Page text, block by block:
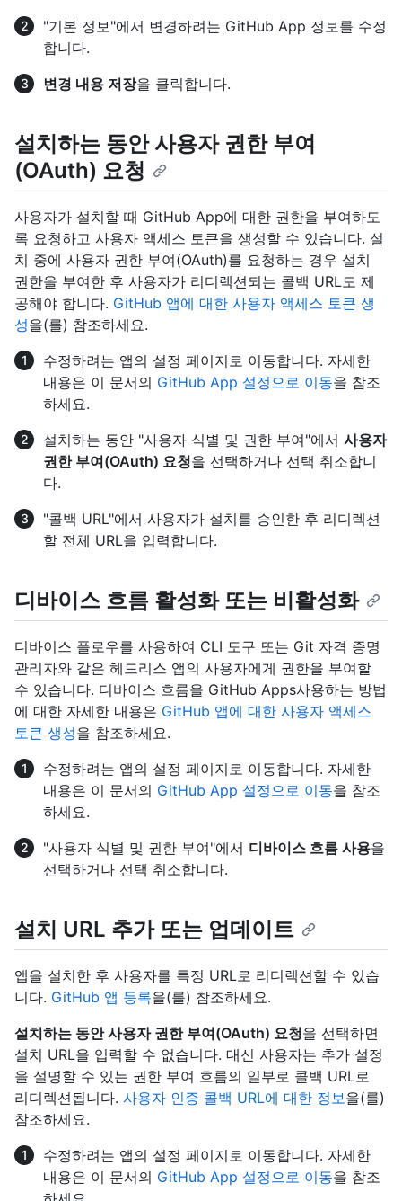
"기본 정보"에서 변경하려는 GitHub App 정보를 수정
합니다.
변경 내용 저장을 클릭합니다.
설치하는 동안 사용자 권한 부여
(OAuth) 요청
사용자가 설치할 때 GitHub App에 대한 권한을 부여하도
록 요청하고 사용자 액세스 토큰을 생성할 수 있습니다. 설
치 중에 사용자 권한 부여(OAuth)를 요청하는 경우 설치
권한을 부여한 후 사용자가 리디렉션되는 콜백 URL도 제
공해야 합니다. GitHub 앱에 대한 사용자 액세스 토큰 생
성을(를) 참조하세요.
수정하려는 앱의 설정 페이지로 이동합니다. 자세한
내용은 이 문서의 GitHub App 설정으로 이동을 참조
하세요.
설치하는 동안 "사용자 식별 및 권한 부여"에서 사용자
권한 부여(OAuth) 요청을 선택하거나 선택 취소합니
다.
"콜백 URL"에서 사용자가 설치를 승인한 후 리디렉션
할 전체 URL을 입력합니다.
디바이스 흐름 활성화 또는 비활성화
디바이스 플로우를 사용하여 CLI 도구 또는 Git 자격 증명
관리자와 같은 헤드리스 앱의 사용자에게 권한을 부여할
수 있습니다. 디바이스 흐름을 GitHub Apps사용하는 방법
에 대한 자세한 내용은 GitHub 앱에 대한 사용자 액세스
토큰 생성을 참조하세요.
수정하려는 앱의 설정 페이지로 이동합니다. 자세한
내용은 이 문서의 GitHub App 설정으로 이동을 참조
하세요.
"사용자 식별 및 권한 부여"에서 디바이스 흐름 사용을
선택하거나 선택 취소합니다.
설치 URL 추가 또는 업데이트
앱을 설치한 후 사용자를 특정 URL로 리디렉션할 수 있습
니다. GitHub 앱 등록을(를) 참조하세요.
설치하는 동안 사용자 권한 부여(OAuth) 요청을 선택하면
설치 URL을 입력할 수 없습니다. 대신 사용자는 추가 설정
을 설명할 수 있는 권한 부여 흐름의 일부로 콜백 URL로
리디렉션됩니다. 사용자 인증 콜백 URL에 대한 정보을(를)
참조하세요.
수정하려는 앱의 설정 페이지로 이동합니다. 자세한
내용은 이 문서의 GitHub App 설정으로 이동을 참조